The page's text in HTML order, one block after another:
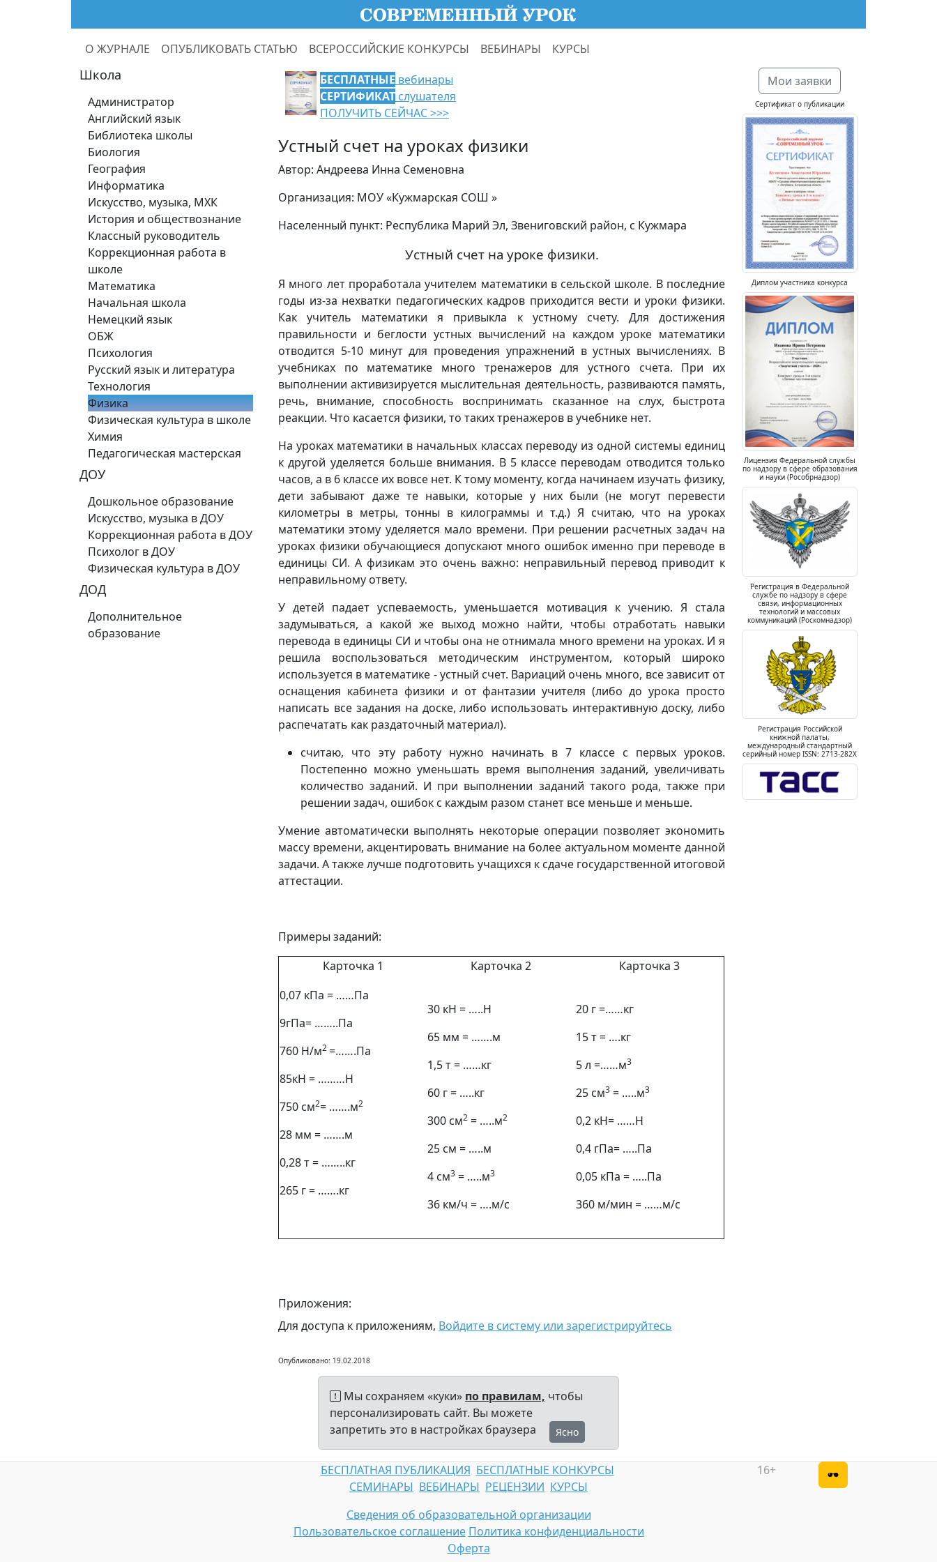
О ЖУРНАЛЕ ОПУБЛИКОВАТЬ СТАТЬЮ ВСЕРОССИЙСКИЕ КОНКУРСЫ ВЕБИНАРЫ КУРСЫ
Школа
Администратор
Английский язык
Библиотека школы
Биология
География
Информатика
Искусство, музыка, МХК
История и обществознание
Классный руководитель
Коррекционная работа в
школе
Математика
Начальная школа
Немецкий язык
ОБЖ
Психология
Русский язык и литература
Технология
Физика
Физическая культура в школе
Химия
Педагогическая мастерская
ДОУ
Дошкольное образование
Искусство, музыка в ДОУ
Коррекционная работа в ДОУ
Психолог в ДОУ
Физическая культура в ДОУ
ДОД
Дополнительное
образование
БЕСПЛАТНЫЕ вебинары
СЕРТИФИКАТ слушателя
ПОЛУЧИТЬ СЕЙЧАС >>>
Устный счет на уроках физики
Автор: Андреева Инна Семеновна
Организация: МОУ «Кужмарская СОШ »
Населенный пункт: Республика Марий Эл, Звениговский район, с Кужмара
Устный счет на уроке физики.
Я много лет проработала учителем математики в сельской школе. В последние
годы из-за нехватки педагогических кадров приходится вести и уроки физики.
Как учитель математики я привыкла к устному счету. Для достижения
правильности и беглости устных вычислений на каждом уроке математики
отводится 5-10 минут для проведения упражнений в устных вычислениях. В
учебниках по математике много тренажеров для устного счета. При их
выполнении активизируется мыслительная деятельность, развиваются память,
речь, внимание, способность воспринимать сказанное на слух, быстрота
реакции. Что касается физики, то таких тренажеров в учебнике нет.
На уроках математики в начальных классах переводу из одной системы единиц
к другой уделяется больше внимания. В 5 классе переводам отводится только
часов, а в 6 классе их вовсе нет. К тому моменту, когда начинаем изучать физику,
дети забывают даже те навыки, которые у них были (не могут перевести
километры в метры, тонны в килограммы и т.д.) Я считаю, что на уроках
математики этому уделяется мало времени. При решении расчетных задач на
уроках физики обучающиеся допускают много ошибок именно при переводе в
единицы СИ. А физикам это очень важно: неправильный перевод приводит к
неправильному ответу.
У детей падает успеваемость, уменьшается мотивация к учению. Я стала
задумываться, а какой же выход можно найти, чтобы отработать навыки
перевода в единицы СИ и чтобы она не отнимала много времени на уроках. И я
решила воспользоваться методическим инструментом, который широко
используется в математике - устный счет. Вариаций очень много, все зависит от
оснащения кабинета физики и от фантазии учителя (либо до урока просто
написать все задания на доске, либо использовать интерактивную доску, либо
распечатать как раздаточный материал).
считаю, что эту работу нужно начинать в 7 классе с первых уроков.
Постепенно можно уменьшать время выполнения заданий, увеличивать
количество заданий. И при выполнении заданий такого рода, также при
решении задач, ошибок с каждым разом станет все меньше и меньше.
Умение автоматически выполнять некоторые операции позволяет экономить
массу времени, акцентировать внимание на более актуальном моменте данной
задачи. А также лучше подготовить учащихся к сдаче государственной итоговой
аттестации.
Примеры заданий:
Карточка 1
Карточка 2
Карточка 3
0,07 кПа = ……Па
9гПа= ……..Па
760 Н/м2=…….Па
85кН = ………Н
750 см2= …….м2
28 мм = …….м
0,28 т = ……..кг
265 г = …….кг
30 кН = …..Н
65 мм = …….м
1,5 т = ……кг
60 г = …..кг
300 см2 = …..м2
25 см = …..м
4 см3 = …..м3
36 км/ч = ….м/с
20 г =……кг
15 т = ….кг
5 л =……м3
25 см3 = …..м3
0,2 кН= ……Н
0,4 гПа= …..Па
0,05 кПа = …..Па
360 м/мин = ……м/с
Приложения:
Для доступа к приложениям, Войдите в систему или зарегистрируйтесь
Опубликовано: 19.02.2018
Мои заявки
Сертификат о публикации
Диплом участника конкурса
Лицензия Федеральной службы
по надзору в сфере образования
и науки (Рособрнадзор)
Регистрация в Федеральной
службе по надзору в сфере
связи, информационных
технологий и массовых
коммуникаций (Роскомнадзор)
Регистрация Российской
книжной палаты,
международный стандартный
серийный номер ISSN: 2713-282X
Мы сохраняем «куки» по правилам, чтобы
персонализировать сайт. Вы можете
запретить это в настройках браузера
Ясно
БЕСПЛАТНАЯ ПУБЛИКАЦИЯ БЕСПЛАТНЫЕ КОНКУРСЫ
СЕМИНАРЫ ВЕБИНАРЫ РЕЦЕНЗИИ КУРСЫ
Сведения об образовательной организации
Пользовательское соглашение Политика конфиденциальности
Оферта
16+